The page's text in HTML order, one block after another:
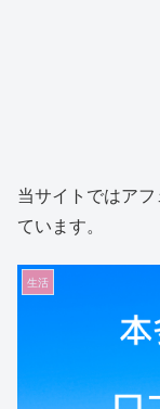
当サイトではア
ています。
生活